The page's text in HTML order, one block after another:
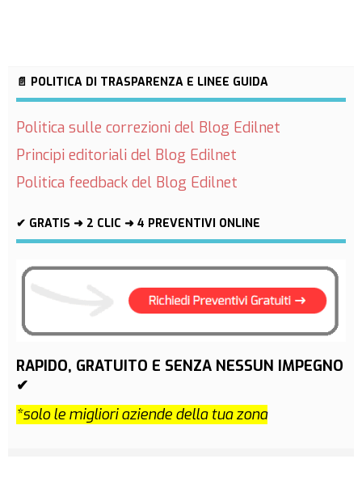
📄 POLITICA DI TRASPARENZA E LINEE GUIDA
Politica sulle correzioni del Blog Edilnet
Principi editoriali del Blog Edilnet
Politica feedback del Blog Edilnet
✔ GRATIS ➜ 2 CLIC ➜ 4 PREVENTIVI ONLINE
RAPIDO, GRATUITO E SENZA NESSUN IMPEGNO
✔
*solo le migliori aziende della tua zona